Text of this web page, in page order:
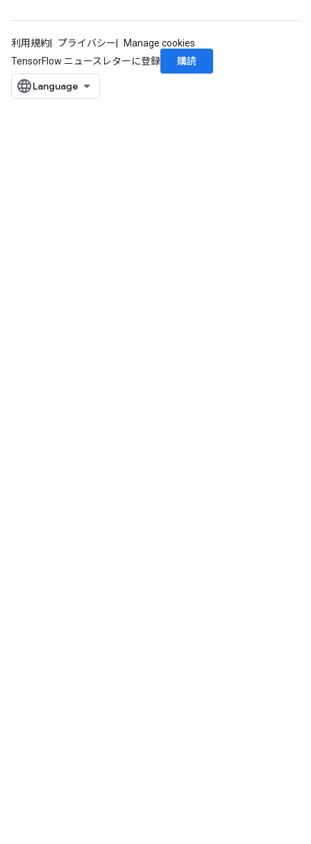
利用規約 プライバシー
Manage cookies
TensorFlow ニュースレターに登録
購読